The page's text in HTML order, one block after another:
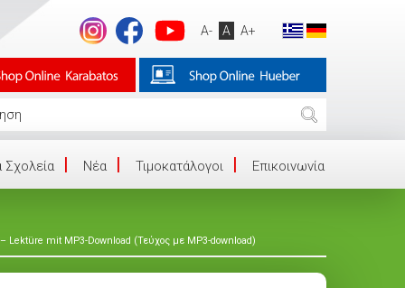
A- A A+
Σχολεία Νέα Τιμοκατάλογοι Επικοινωνία
Lektüre mit MP3-Download (Τεύχος με MP3-download)